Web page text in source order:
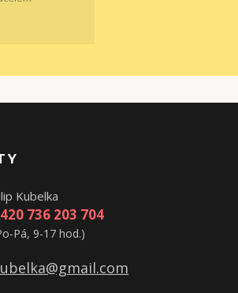
Kubelka
736 203 704
Pá, 9-17 hod.)